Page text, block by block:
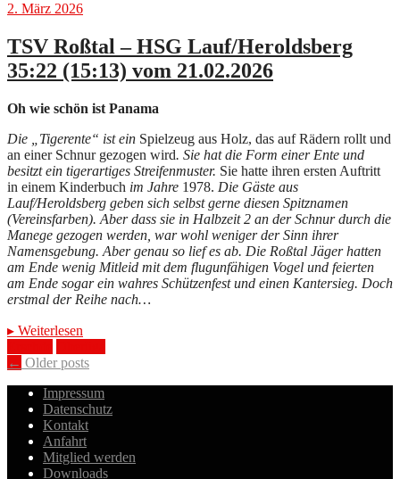
2. März 2026
TSV Roßtal – HSG Lauf/Heroldsberg
35:22 (15:13) vom 21.02.2026
Oh wie schön ist Panama
Die „Tigerente“ ist ein Spielzeug aus Holz, das auf Rädern rollt und
an einer Schnur gezogen wird. Sie hat die Form einer Ente und
besitzt ein tigerartiges Streifenmuster. Sie hatte ihren ersten Auftritt
in einem Kinderbuch im Jahre 1978. Die Gäste aus
Lauf/Heroldsberg geben sich selbst gerne diesen Spitznamen
(Vereinsfarben). Aber dass sie in Halbzeit 2 an der Schnur durch die
Manege gezogen werden, war wohl weniger der Sinn ihrer
Namensgebung. Aber genau so lief es ab. Die Roßtal Jäger hatten
am Ende wenig Mitleid mit dem flugunfähigen Vogel und feierten
am Ende sogar ein wahres Schützenfest und einen Kantersieg. Doch
erstmal der Reihe nach…
▸ Weiterlesen
Posts
navigation
← Older posts
Impressum
Datenschutz
Kontakt
Anfahrt
Mitglied werden
Downloads